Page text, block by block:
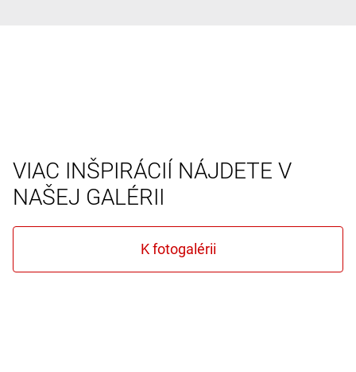
VIAC INŠPIRÁCIÍ NÁJDETE V
NAŠEJ GALÉRII